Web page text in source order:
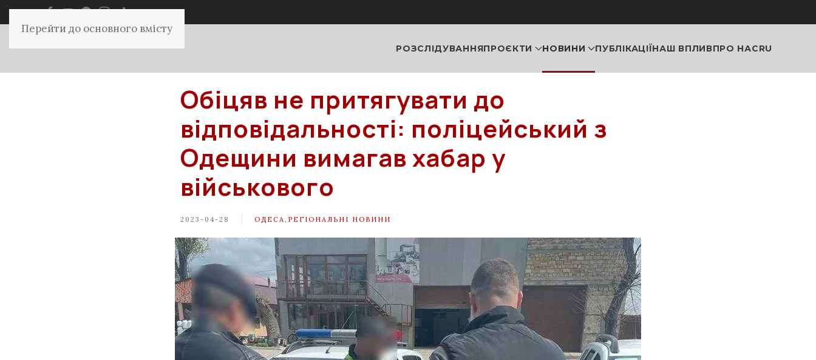
Перейти до основного вмісту
РОЗСЛІДУВАННЯПРОЄКТИ НОВИНИ ПУБЛІКАЦІЇНАШ ВПЛИВПРО НАСRU
Обіцяв не притягувати до
відповідальності: поліцейський з
Одещини вимагав хабар у
військового
2023-04-28 ОДЕСА РЕГІОНАЛЬНІ НОВИНИ